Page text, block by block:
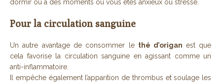
dormir ou à des moments où vous êtes anxieux ou stressé.
Pour la circulation sanguine
Un autre avantage de consommer le thé d’origan est que
cela favorise la circulation sanguine en agissant comme un
anti-inflammatoire.
Il empêche également l’apparition de thrombus et soulage les